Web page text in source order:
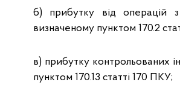
б) прибутку від операцій
визначеному пунктом 170.2
в) прибутку контрольованих
пунктом 170.13 статті 170 ПКУ;